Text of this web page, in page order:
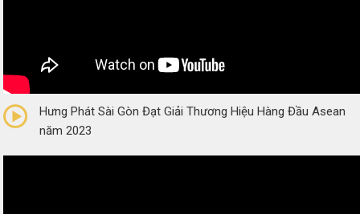
(0 Reviews)
Hưng Phát Sài Gòn Đạt Giải Thương Hiệu Hàng Đầu Asean
năm 2023